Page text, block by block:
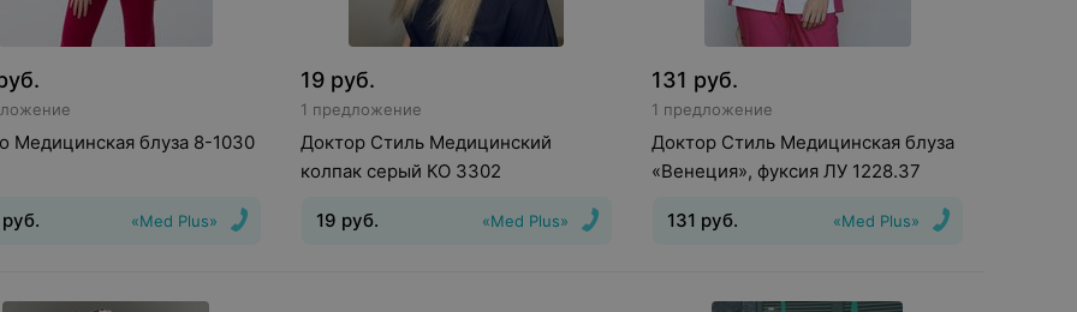
Медицинская блуза 8-1030
«Med Plus»
руб.
19 руб.
1 предложение
Доктор Стиль Медицинский
колпак серый КО 3302
«Med Plus»
19 руб.
131 руб.
1 предложение
Доктор Стиль Медицинская блуза
«Венеция», фуксия ЛУ 1228.37
«Med Plus»
131 руб.